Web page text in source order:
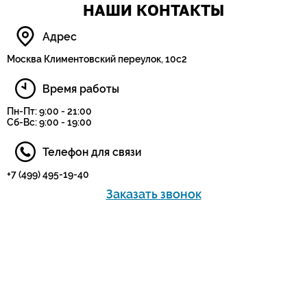
НАШИ КОНТАКТЫ
Адрес
Москва Климентовский переулок, 10с2
Время работы
Пн-Пт: 9:00 - 21:00
Сб-Вс: 9:00 - 19:00
Телефон для связи
+7 (499) 495-19-40
Заказать звонок